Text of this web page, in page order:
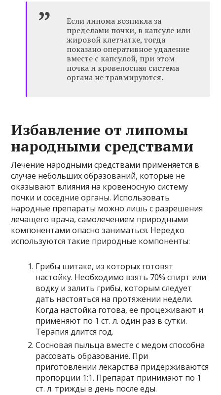
Если липома возникла за
пределами почки, в капсуле или
жировой клетчатке, тогда
показано оперативное удаление
вместе с капсулой, при этом
почка и кровеносная система
органа не травмируются.
Избавление от липомы
народными средствами
Лечение народными средствами применяется в
случае небольших образований, которые не
оказывают влияния на кровеносную систему
почки и соседние органы. Использовать
народные препараты можно лишь с разрешения
лечащего врача, самолечением природными
компонентами опасно заниматься. Нередко
используются такие природные компоненты:
Грибы шитаке, из которых готовят
настойку. Необходимо взять 70% спирт или
водку и залить грибы, которым следует
дать настояться на протяжении недели.
Когда настойка готова, ее процеживают и
применяют по 1 ст. л. один раз в сутки.
Терапия длится год.
Сосновая пыльца вместе с медом способна
рассовать образование. При
приготовлении лекарства придерживаются
пропорции 1:1. Препарат принимают по 1
ст. л. трижды в день после еды.